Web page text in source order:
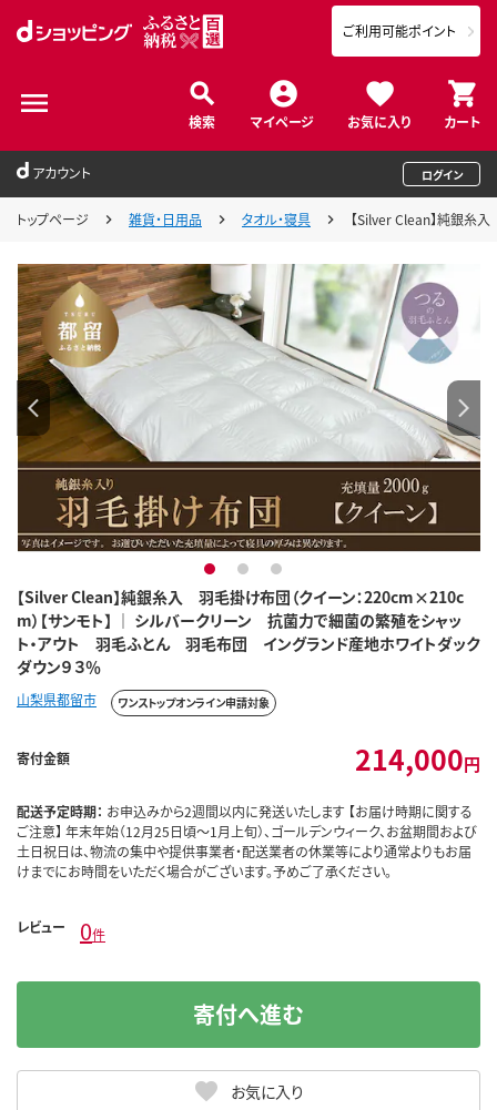
検索 マイページ お気に入り カート
ご利用可能ポイント
アカウント ログイン
トップページ 雑貨・日用品 タオル・寝具 【Silver Clean】純銀糸
【Silver Clean】純銀糸入 羽毛掛け布団（クイーン：220cm×210c
m）【サンモト】 ｜ シルバークリーン 抗菌力で細菌の繁殖をシャッ
ト・アウト 羽毛ふとん 羽毛布団 イングランド産地ホワイトダック
ダウン９３％
1 2 3
山梨県都留市 ワンストップオンライン申請対象
寄付金額 214,000円
配送予定時期： お申込みから2週間以内に発送いたします 【お届け時期に関する
ご注意】 年末年始（12月25日頃～1月上旬）、ゴールデンウィーク、お盆期間および
土日祝日は、物流の集中や提供事業者・配送業者の休業等により通常よりもお届
けまでにお時間をいただく場合がございます。予めご了承ください。
レビュー 0件
お気に入り
寄付へ進む